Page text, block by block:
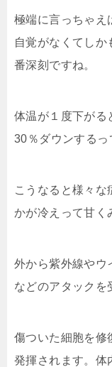
極端に言っちゃえ
自覚がなくてしか
番深刻 ですね。
体温が１度下がる
30％ダウンするっ
こうなると様々な
かが冷えって甘く
外から紫外線やウ
などのアタックを
傷ついた細胞を修
発揮されます。体